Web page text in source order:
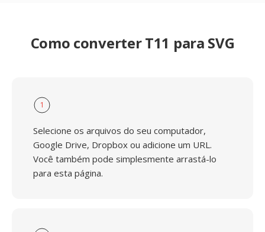
Como converter T11 para SVG
1
Selecione os arquivos do seu computador,
Google Drive, Dropbox ou adicione um URL.
Você também pode simplesmente arrastá-lo
para esta página.